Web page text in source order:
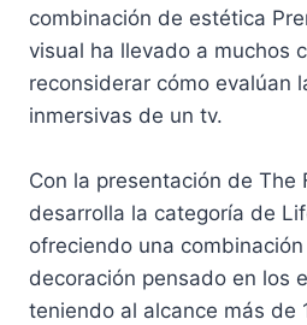
combinación de estética
visual ha llevado a muchos
reconsiderar cómo evalúan
inmersivas de un tv.
Con la presentación de The
desarrolla la categoría de
ofreciendo una
decoración pensado en los
teniendo al alcance más de